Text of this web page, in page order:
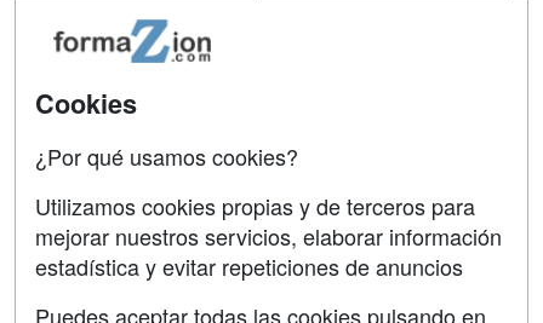
Acceso Usuarios
Acceso Centros
Contactar
Confidencialidad
Aviso legal
SÍGUENOS EN:
Cookies
¿Por qué usamos cookies?
Utilizamos cookies propias y de terceros para
mejorar nuestros servicios, elaborar información
estadística y evitar repeticiones de anuncios
Puedes aceptar todas las cookies pulsando en